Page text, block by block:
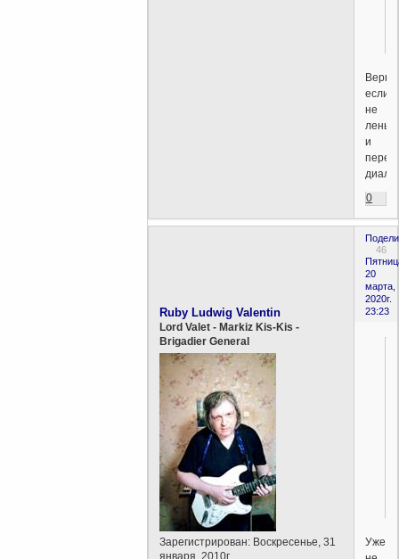
если
не
лень
и
0
46
20
марта,
2020г.
23:23
Ruby Ludwig Valentin
Lord Valet - Markiz Kis-Kis -
Brigadier General
Зарегистрирован: Воскресенье, 31
января, 2010г.
Уже